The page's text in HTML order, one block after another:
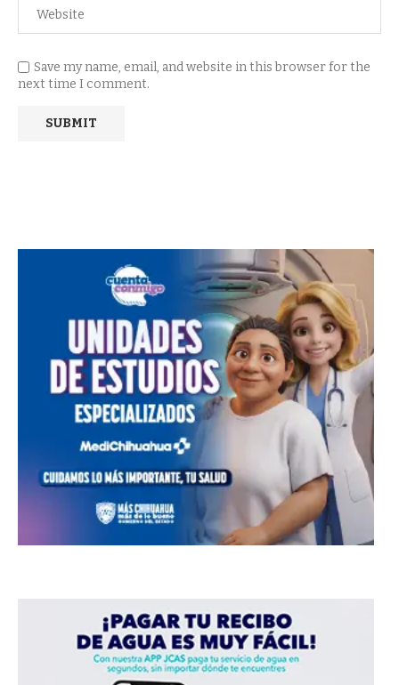
Save my name, email, and website in this browser for the
next time I comment.